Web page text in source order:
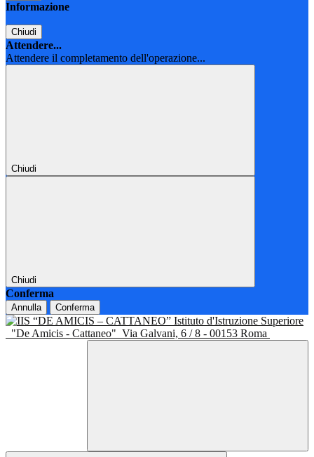
Informazione
Chiudi
Attendere...
Attendere il completamento dell'operazione...
Chiudi
Chiudi
Conferma
Annulla Conferma
Istituto d'Istruzione Superiore
"De Amicis - Cattaneo" Via Galvani, 6 / 8 - 00153 Roma